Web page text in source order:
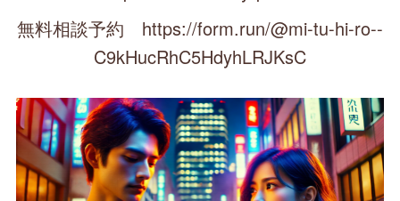
無料相談予約 https://form.run/@mi-tu-hi-ro--
C9kHucRhC5HdyhLRJKsC